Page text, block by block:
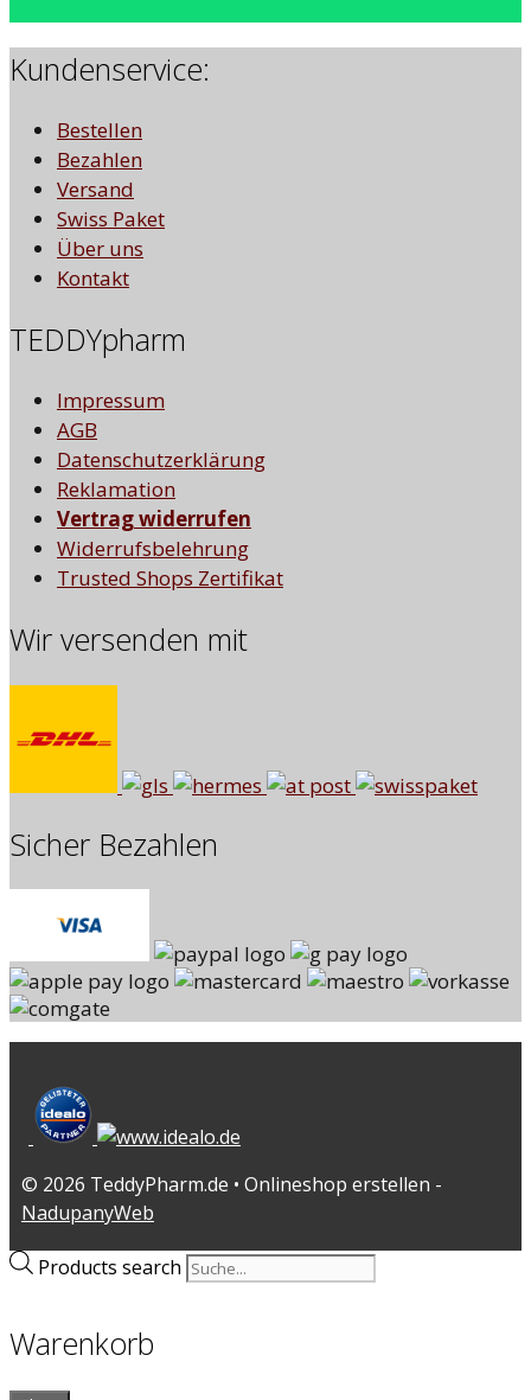
Kundenservice:
Bestellen
Bezahlen
Versand
Swiss Paket
Über uns
Kontakt
TEDDYpharm
Impressum
AGB
Datenschutzerklärung
Reklamation
Vertrag widerrufen
Widerrufsbelehrung
Trusted Shops Zertifikat
Wir versenden mit
Sicher Bezahlen
© 2026 TeddyPharm.de • Onlineshop erstellen -
NadupanyWeb
Products search
Warenkorb